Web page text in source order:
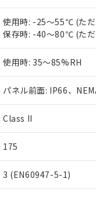
使用時: -25～55℃ (た
保存時: -40～80℃ (た
使用時: 35～85%RH
パネル前面: IP66、
Class II
175
3 (EN60947-5-1)